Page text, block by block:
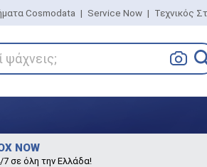
Cosmodata | Service Now | Τεχνικός
ψάχνεις;
NOW
7 σε όλη την Ελλάδα!